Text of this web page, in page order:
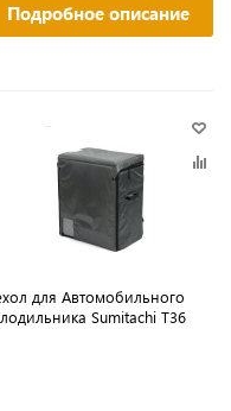
Подробное описание
для Автомобильного
Sumitachi Т36